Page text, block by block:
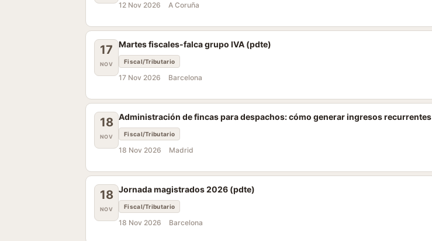
12 Nov 2026 A Coruña
17
NOV
Martes fiscales-falca grupo IVA (pdte)
Fiscal/Tributario
17 Nov 2026 Barcelona
18
NOV
Administración de fincas para despachos: cómo generar ingresos recurrentes
Fiscal/Tributario
18 Nov 2026 Madrid
18
NOV
Jornada magistrados 2026 (pdte)
Fiscal/Tributario
18 Nov 2026 Barcelona